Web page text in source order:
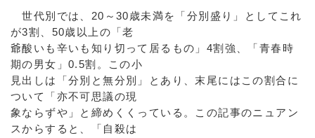
世代別では、20～30歳未満を「分別盛り」としてこれ
が3割、50歳以上の「老
爺酸いも辛いも知り切って居るもの」4割強、「青春時
期の男女」0.5割。この小
見出しは「分別と無分別」とあり、末尾にはこの割合に
ついて「亦不可思議の現
象ならずや」と締めくくっている。この記事のニュアン
スからすると、「自殺は